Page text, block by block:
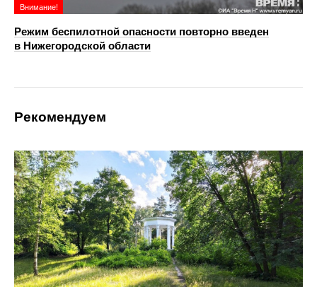
Внимание!
Режим беспилотной опасности повторно введен
в Нижегородской области
Рекомендуем